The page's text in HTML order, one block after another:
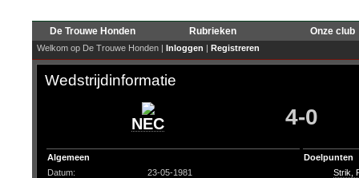
De Trouwe Honden Rubrieken Onze club
Welkom op De Trouwe Honden | Inloggen | Registreren
Wedstrijdinformatie
NEC 4-0
Algemeen
Datum:
23-05-1981
Doelpunten
Strik,